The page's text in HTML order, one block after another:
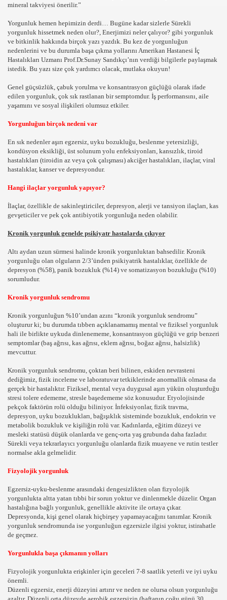
mineral takviyesi önerilir.”
Yorgunluk hemen hepimizin derdi… Bugüne kadar sizlerle Sürekli
yorgunluk hissetmek neden olur?, Enerjimizi neler çalıyor? gibi yorgunluk
ve bitkinlik hakkında birçok yazı yazdık. Bu kez de yorgunluğun
nedenlerini ve bu durumla başa çıkma yollarını Amerikan Hastanesi İç
Hastalıkları Uzmanı Prof.Dr.Sunay Sandıkçı’nın verdiği bilgilerle paylaşmak
istedik. Bu yazı size çok yardımcı olacak, mutlaka okuyun!
Genel güçsüzlük, çabuk yorulma ve konsantrasyon güçlüğü olarak ifade
edilen yorgunluk, çok sık rastlanan bir semptomdur. İş performansını, aile
yaşamını ve sosyal ilişkileri olumsuz etkiler.
Yorgunluğun birçok nedeni var
En sık nedenler aşırı egzersiz, uyku bozukluğu, beslenme yetersizliği,
kondüsyon eksikliği, üst solunum yolu enfeksiyonları, kansızlık, tiroid
hastalıkları (tiroidin az veya çok çalışması) akciğer hastalıkları, ilaçlar, viral
hastalıklar, kanser ve depresyondur.
Hangi ilaçlar yorgunluk yapıyor?
İlaçlar, özellikle de sakinleştiriciler, depresyon, alerji ve tansiyon ilaçları, kas
gevşeticiler ve pek çok antibiyotik yorgunluğa neden olabilir.
Kronik yorgunluk genelde psikiyatr hastalarda çıkıyor
Altı aydan uzun sürmesi halinde kronik yorgunluktan bahsedilir. Kronik
yorgunluğu olan olguların 2/3’ünden psikiyatrik hastalıklar, özellikle de
depresyon (%58), panik bozukluk (%14) ve somatizasyon bozukluğu (%10)
sorumludur.
Kronik yorgunluk sendromu
Kronik yorgunluğun %10’undan azını “kronik yorgunluk sendromu”
oluşturur ki; bu durumda tıbben açıklanamamış mental ve fiziksel yorgunluk
hali ile birlikte uykuda dinlenememe, konsantrasyon güçlüğü ve grip benzeri
semptomlar (baş ağrısı, kas ağrısı, eklem ağrısı, boğaz ağrısı, halsizlik)
mevcuttur.
Kronik yorgunluk sendromu, çoktan beri bilinen, eskiden nevrasteni
dediğimiz, fizik inceleme ve laboratuvar tetkiklerinde anormallik olmasa da
gerçek bir hastalıktır. Fiziksel, mental veya duygusal aşırı yükün oluşturduğu
stresi tolere edememe, stresle başedememe söz konusudur. Etyolojisinde
pekçok faktörün rolü olduğu biliniyor. İnfeksiyonlar, fizik travma,
depresyon, uyku bozuklukları, bağışıklık sisteminde bozukluk, endokrin ve
metabolik bozukluk ve kişiliğin rolü var. Kadınlarda, eğitim düzeyi ve
mesleki statüsü düşük olanlarda ve genç-orta yaş grubunda daha fazladır.
Sürekli veya tekrarlayıcı yorgunluğu olanlarda fizik muayene ve rutin testler
normalse akla gelmelidir.
Fizyolojik yorgunluk
Egzersiz-uyku-beslenme arasındaki dengesizlikten olan fizyolojik
yorgunlukta altta yatan tıbbi bir sorun yoktur ve dinlenmekle düzelir. Organ
hastalığına bağlı yorgunluk, genellikle aktivite ile ortaya çıkar.
Depresyonda, kişi genel olarak hiçbirşey yapamayacağını tanımlar. Kronik
yorgunluk sendromunda ise yorgunluğun egzersizle ilgisi yoktur, istirahatle
de geçmez.
Yorgunlukla başa çıkmanın yolları
Fizyolojik yorgunlukta erişkinler için geceleri 7-8 saatlik yeterli ve iyi uyku
önemli.
Düzenli egzersiz, enerji düzeyini artırır ve neden ne olursa olsun yorgunluğu
DOĞA HAYATI,HAYVANLARDAKİ
BAKIMI VE NASIL DİKİLİR,TÜM
HOBİ ÇEŞİTLERİ
KEMAL ATATÜRK BİYOGRAFİSİ, DEVRİMLERİ,
ZENGİN TARİHİ İLÇELERİ,
YETENEKLERI GOLLERI VE VIDEOLARI GOL
CANLI YAYIN IZLE TELEVIZYON IZLE CANLI MAC
ONCESI YAPILACAK YONTEMLER
CILT GUZELLIGI GUNLUK CILT BAKIMI ONERILERI
BILMEK ISTEDIKLERINIZ RESIMLER TUM YARARLI